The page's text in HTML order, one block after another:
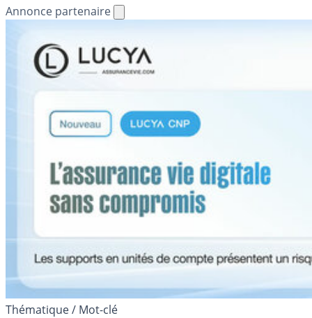
Annonce partenaire
Thématique / Mot-clé